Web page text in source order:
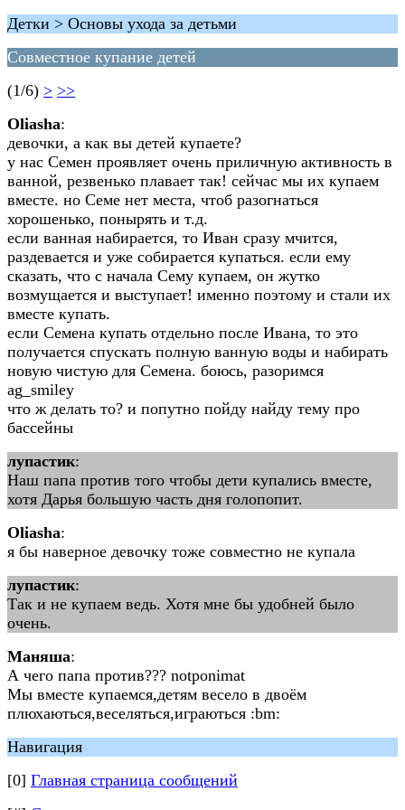
Детки > Основы ухода за детьми
Совместное купание детей
(1/6) > >>
Oliasha:
девочки, а как вы детей купаете?
у нас Семен проявляет очень приличную активность в
ванной, резвенько плавает так! сейчас мы их купаем
вместе. но Семе нет места, чтоб разогнаться
хорошенько, понырять и т.д.
если ванная набирается, то Иван сразу мчится,
раздевается и уже собирается купаться. если ему
сказать, что с начала Сему купаем, он жутко
возмущается и выступает! именно поэтому и стали их
вместе купать.
если Семена купать отдельно после Ивана, то это
получается спускать полную ванную воды и набирать
новую чистую для Семена. боюсь, разоримся
ag_smiley
что ж делать то? и попутно пойду найду тему про
бассейны
лупастик:
Наш папа против того чтобы дети купались вместе,
хотя Дарья большую часть дня голопопит.
Oliasha:
я бы наверное девочку тоже совместно не купала
лупастик:
Так и не купаем ведь. Хотя мне бы удобней было
очень.
Маняша:
А чего папа против??? notponimat
Мы вместе купаемся,детям весело в двоём
плюхаються,веселяться,играються :bm:
Навигация
[0] Главная страница сообщений